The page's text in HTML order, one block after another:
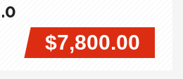
$7,800.00